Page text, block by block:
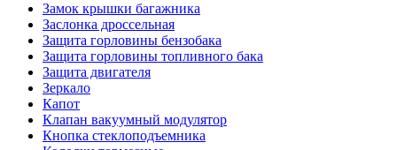
Замок крышки багажника
Заслонка дроссельная
Защита горловины бензобака
Защита горловины топливного бака
Защита двигателя
Зеркало
Капот
Клапан вакуумный модулятор
Кнопка стеклоподъемника